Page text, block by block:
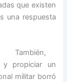
que existen
una respuesta
También,
y propiciar un
militar borró